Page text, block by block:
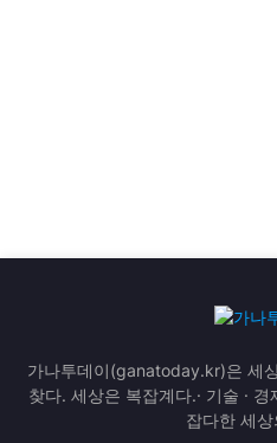
가나투데이(ganatoday.kr)은 세
찾다. 세상은 복잡계다.· 기술 ·
잡다한 세